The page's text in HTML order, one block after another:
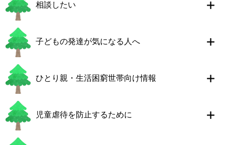
相談したい
子どもの発達が気になる人へ
ひとり親・生活困窮世帯向け情報
児童虐待を防止するために